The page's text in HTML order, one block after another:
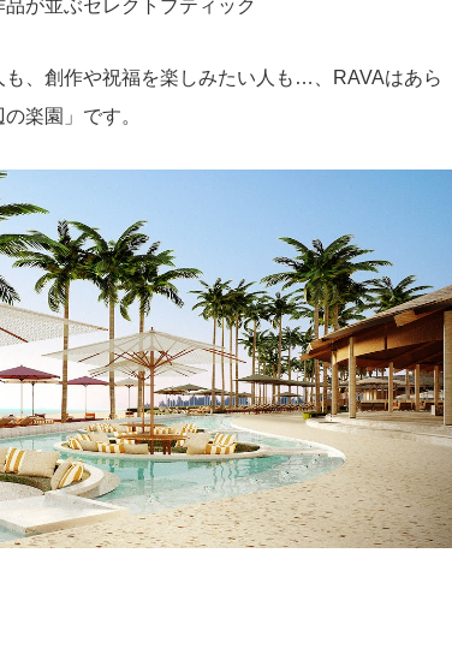
が並ぶセレクトブティック
、創作や祝福を楽しみたい人も…、RAVAはあら
楽園」です。